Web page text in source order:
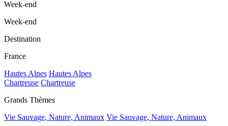
Week-end
Week-end
Destination
France
Hautes Alpes Hautes Alpes
Chartreuse Chartreuse
Grands Thèmes
Vie Sauvage, Nature, Animaux Vie Sauvage, Nature, Animaux